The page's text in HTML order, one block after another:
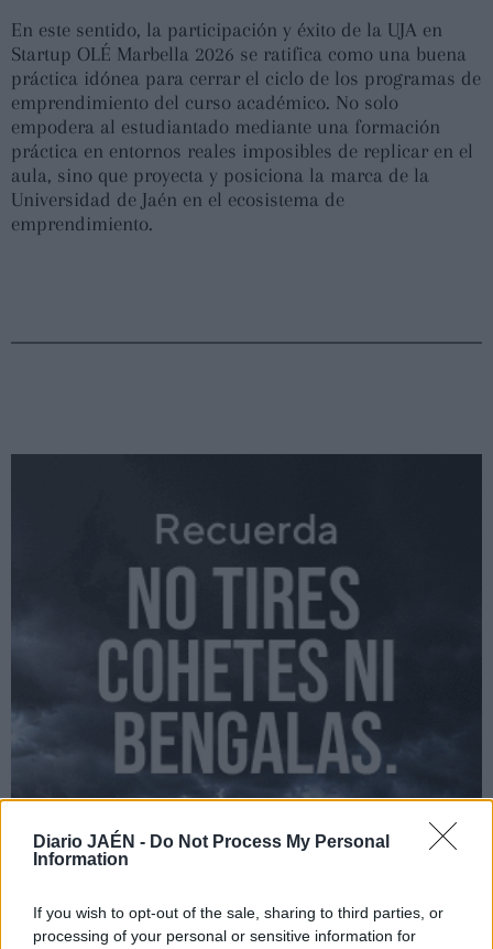
Diario JAÉN - Do Not Process My Personal
Information
If you wish to opt-out of the sale, sharing to third parties, or
processing of your personal or sensitive information for
En este sentido, la participación y éxito de la UJA en
Startup OLÉ Marbella 2026 se ratifica como una buena
práctica idónea para cerrar el ciclo de los programas de
emprendimiento del curso académico. No solo
empodera al estudiantado mediante una formación
práctica en entornos reales imposibles de replicar en el
aula, sino que proyecta y posiciona la marca de la
Universidad de Jaén en el ecosistema de
emprendimiento.